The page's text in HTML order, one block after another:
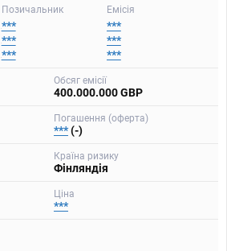
Емісія
Позичальник
***
***
***
***
***
***
Обсяг емісії
400.000.000 GBP
Погашення (оферта)
***(-)
Країна ризику
Фінляндія
Ціна
***